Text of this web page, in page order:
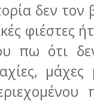
δεν
φιέστες
πω ότι